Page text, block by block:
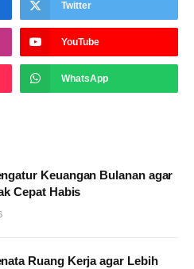
Twitter
YouTube
WhatsApp
Keuangan Bulanan agar
Cepat Habis
Ruang Kerja agar Lebih